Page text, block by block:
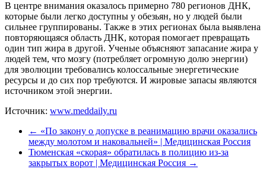
В центре внимания оказалось примерно 780 регионов ДНК,
которые были легко доступны у обезьян, но у людей были
сильнее группированы. Также в этих регионах была выявлена
повторяющаяся область ДНК, которая помогает превращать
один тип жира в другой. Ученые объясняют запасание жира у
людей тем, что мозгу (потребляет огромную долю энергии)
для эволюции требовались колоссальные энергетические
ресурсы и до сих пор требуются. И жировые запасы являются
источником этой энергии.
Источник: www.meddaily.ru
← «По закону о допуске в реанимацию врачи оказались
между молотом и наковальней» | Медицинская Россия
Тюменская «скорая» обратилась в полицию из-за
закрытых ворот | Медицинская Россия →